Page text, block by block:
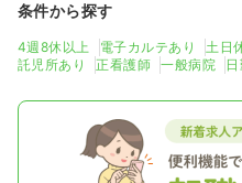
条件から探す
4週8休以上 電子カルテあり 土日
託児所あり
正看護師 一般病院